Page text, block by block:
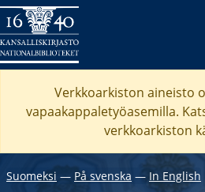
Verkkoarkiston aineisto
vapaakappaletyöasemilla.
verkkoarkiston
Suomeksi ― På svenska ― In English